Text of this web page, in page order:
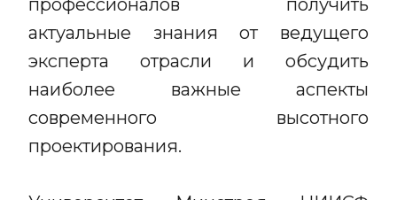
профессионалов получить
актуальные знания от ведущего
эксперта отрасли и обсудить
наиболее важные аспекты
современного высотного
проектирования.